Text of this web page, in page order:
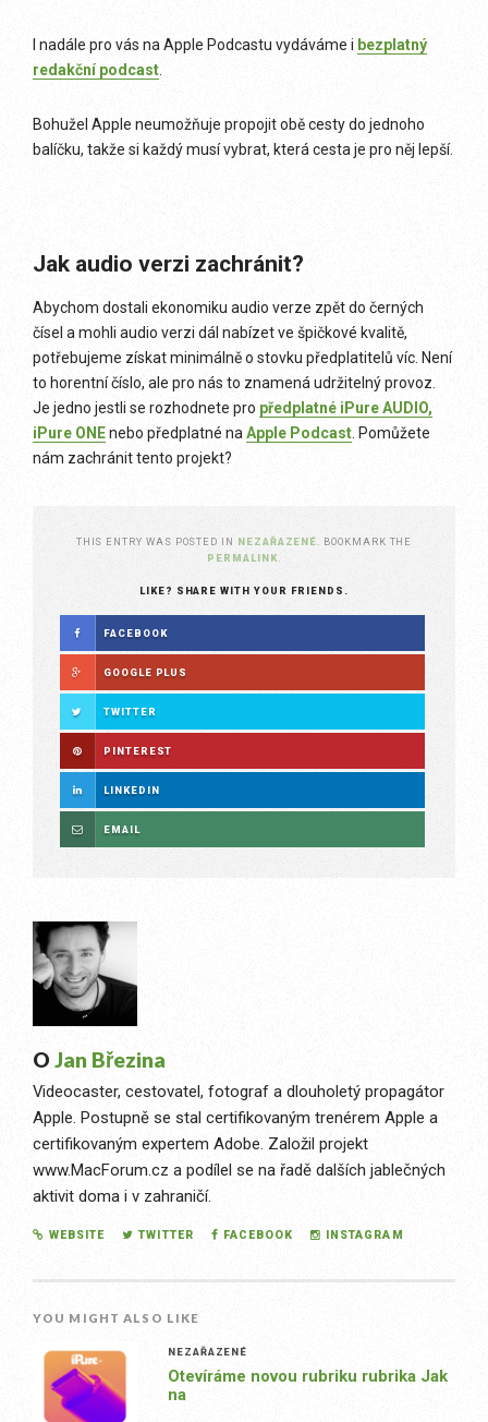
I nadále pro vás na Apple Podcastu vydáváme i bezplatný
redakční podcast
Bohužel Apple neumožňuje propojit obě cesty do jednoho
balíčku, takže si každý musí vybrat, která cesta je pro něj lepší.
Jak audio verzi zachránit?
Abychom dostali ekonomiku audio verze zpět do černých
čísel a mohli audio verzi dál nabízet ve špičkové kvalitě,
potřebujeme získat minimálně o stovku předplatitelů víc. Není
to horentní číslo, ale pro nás to znamená udržitelný provoz.
Je jedno jestli se rozhodnete pro předplatné iPure AUDIO,
iPure ONEnebo předplatné na Apple Podcast . Pomůžete
nám zachránit tento projekt?
THIS ENTRY WAS POSTED IN NEZAŘAZENÉ
. BOOKMARK THE
PERMALINK
LIKE? SHARE WITH YOUR FRIENDS.
FACEBOOK
GOOGLE PLUS
TWITTER
PINTEREST
LINKEDIN
EMAIL
O Jan Březina
Videocaster, cestovatel, fotograf a dlouholetý propagátor
Apple. Postupně se stal certifikovaným trenérem Apple a
certifikovaným expertem Adobe. Založil projekt
www.MacForum.cz a podílel se na řadě dalších jablečných
aktivit doma i v zahraničí.
WEBSITE TWITTER FACEBOOK INSTAGRAM
YOU MIGHT ALSO LIKE
NEZAŘAZENÉ
Otevíráme novou rubriku rubrika Jak
na